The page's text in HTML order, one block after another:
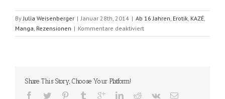
By Julia Weisenberger | Januar 28th, 2014 | Ab 16 Jahren Erotik KAZÉ
Manga Rezensionen | Kommentare deaktiviertfür
Heimliche
Share This Story, Choose Your Platform!